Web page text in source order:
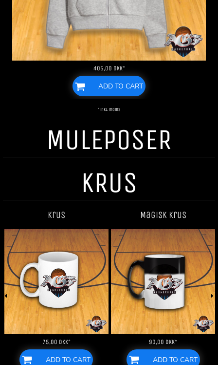
405,00 DKK*
ADD TO CART
* inkl. moms
MULEPOSER
KRUS
Krus
75,00 DKK*
ADD TO CART
Magisk krus
90,00 DKK*
ADD TO CART